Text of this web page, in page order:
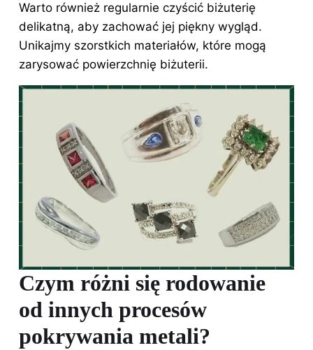
Warto również regularnie czyścić biżuterię
delikatną, aby zachować jej piękny wygląd.
Unikajmy szorstkich materiałów, które mogą
zarysować powierzchnię biżuterii.
Czym różni się rodowanie
od innych procesów
pokrywania metali?